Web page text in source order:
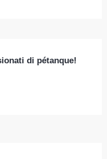
di pétanque!